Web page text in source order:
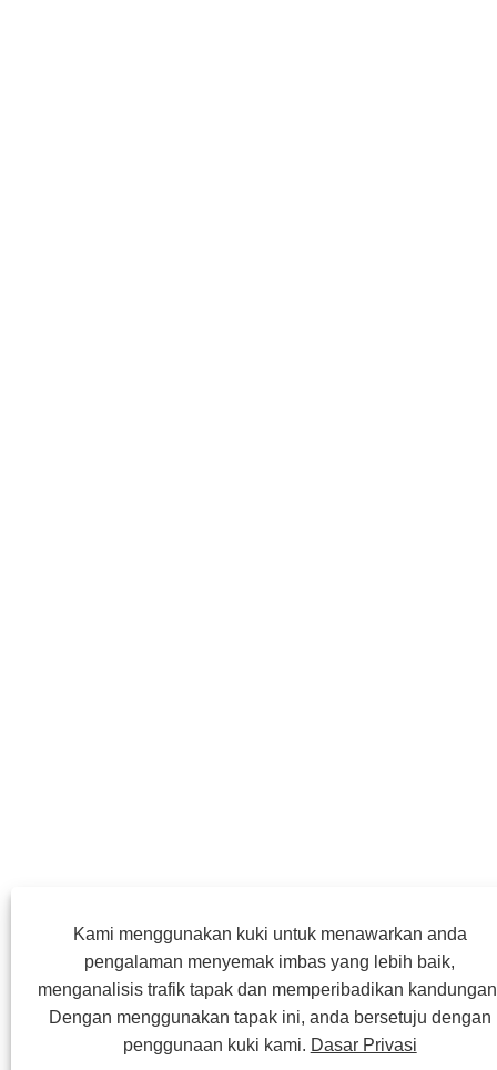
Kami menggunakan kuki untuk menawarkan anda
pengalaman menyemak imbas yang lebih baik,
menganalisis trafik tapak dan memperibadikan
Dengan menggunakan tapak ini, anda bersetuju dengan
penggunaan kuki kami. Dasar Privasi